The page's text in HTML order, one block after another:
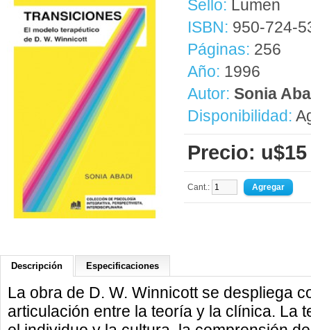
Sello: Lumen
ISBN: 950-724-
Páginas: 256
Año: 1996
Autor: Sonia
Disponibilidad:
Precio: u$15
Cant.:
Descripción Especificaciones
La obra de D. W. Winnicott se despliega
articulación entre la teoría y la clínica. La